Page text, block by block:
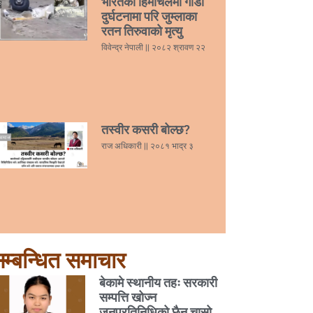
दुर्घटनामा परि जुम्लाका
रतन तिरुवाको मृत्यु
विवेन्द्र नेपाली २०८२ श्रावण २२
तस्वीर कसरी बोल्छ?
राज अधिकारी २०८१ भाद्र ३
समाचार
बेकामे स्थानीय तहः सरकारी
सम्पत्ति खोज्न